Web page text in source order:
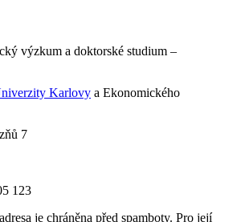
výzkum a doktorské studium –
Karlovy a Ekonomického
7
123
je chráněna před spamboty. Pro její